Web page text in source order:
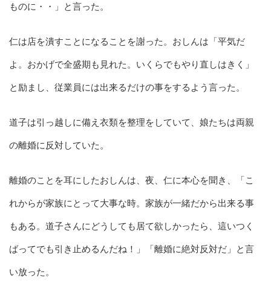
ものに・・」と言った。
仁は店を潰すことになることを謝った。おしんは「平気だ
よ。おかげで全盛期も見れた。いくらでもやり直しはきく」
と励まし、従業員には出来るだけの事をするよう言った。
道子は引っ越しに備え衣類を整理をしていて、娘たちは両親
の離婚に反対していた。
離婚のことを耳にしたおしんは、夜、仁に本心を聞き、「こ
れからが家族にとって大事な時。家族が一緒だから出来る事
もある。道子さんにどうしても居て欲しかったら、這いつく
ばってでも引き止めるんだね！」「離婚に絶対反対だ」と言
い放った。